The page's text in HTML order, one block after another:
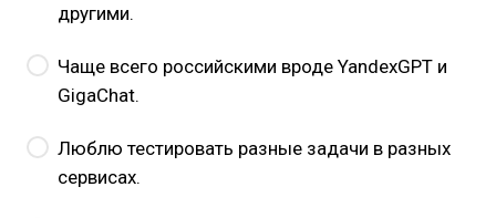
другими.
Чаще всего российскими вроде YandexGPT и
GigaChat.
Люблю тестировать разные задачи в разных
сервисах.